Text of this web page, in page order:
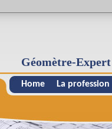
Géomètre-Expert
Home La profession